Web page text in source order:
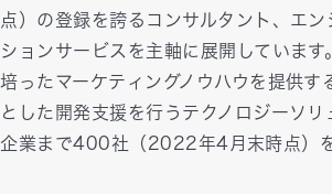
点）の登録を誇るコンサルタント、エ
ションサービスを主軸に展開していま
培ったマーケティングノウハウを提供
とした開発支援を行うテクノロジーソ
企業まで400社（2022年4月末時点）を